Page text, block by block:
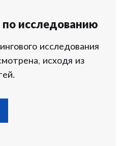
по исследованию
исследования
исходя из